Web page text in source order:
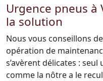
Urgence pneus à
la solution
Nous vous conseillons
opération de
s’avèrent délicates :
comme la nôtre a le